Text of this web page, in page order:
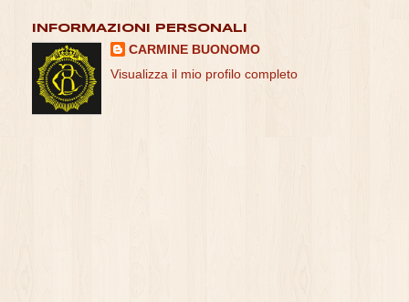
INFORMAZIONI PERSONALI
CARMINE BUONOMO
Visualizza il mio profilo completo